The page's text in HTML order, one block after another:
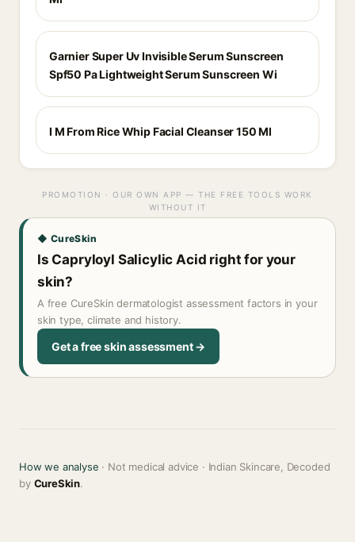
Garnier Super Uv Invisible Serum Sunscreen
Spf50 Pa Lightweight Serum Sunscreen Wi
I M From Rice Whip Facial Cleanser 150 Ml
PROMOTION · OUR OWN APP — THE FREE TOOLS WORK
WITHOUT IT
◆ CureSkin
Is Capryloyl Salicylic Acid right for your
skin?
A free CureSkin dermatologist assessment factors in your
skin type, climate and history.
Get a free skin assessment →
How we analyse · Not medical advice · Indian Skincare, Decoded
by CureSkin.